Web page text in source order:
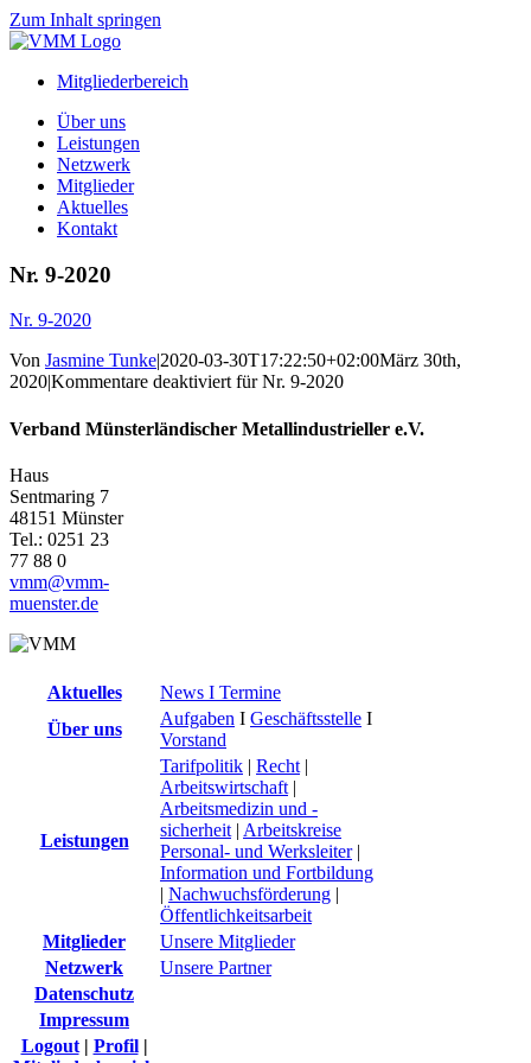
Zum Inhalt springen
Mitgliederbereich
Über uns
Leistungen
Netzwerk
Mitglieder
Aktuelles
Kontakt
Nr. 9-2020
Nr. 9-2020
Von Jasmine Tunke|2020-03-30T17:22:50+02:00März 30th,
2020|Kommentare deaktiviertfür Nr. 9-2020
Verband Münsterländischer Metallindustrieller e.V.
Haus
Sentmaring 7
48151 Münster
Tel.: 0251 23
77 88 0
vmm@vmm-
muenster.de
Aktuelles
News I Termine
Über uns
Aufgaben I Geschäftsstelle I
Vorstand
Leistungen
Tarifpolitik | Recht |
Arbeitswirtschaft |
Arbeitsmedizin und -
sicherheit | Arbeitskreise
Personal- und Werksleiter|
Information und Fortbildung
| Nachwuchsförderung |
Öffentlichkeitsarbeit
Mitglieder
Unsere Mitglieder
Netzwerk
Unsere Partner
Datenschutz
Impressum
Logout| Profil|